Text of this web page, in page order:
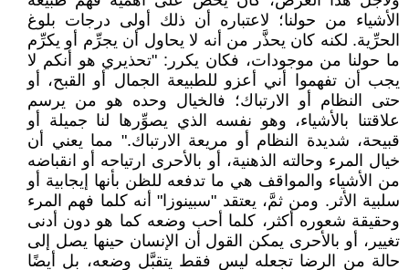
الأشياء من حولنا؛ لاعتباره أن ذلك أولى درجات بلوغ
الحرِّية. لكنه كان يحذَّر من أنه لا يحاول أن يجرِّم أو يكرِّم
ما حولنا من موجودات، فكان يكرر: "تحذيري هو أنكم لا
يجب أن تفهموا أني أعزو للطبيعة الجمال أو القبح، أو
حتى النظام أو الارتباك؛ فالخيال وحده هو من يرسم
علاقتنا بالأشياء، وهو نفسه الذي يصوِّرها لنا جميلة أو
قبيحة، شديدة النظام أو مريعة الارتباك." مما يعني أن
خيال المرء وحالته الذهنية، أو بالأحرى ارتياحه أو انقباضه
من الأشياء والمواقف هي ما تدفعه للظن بأنها إيجابية أو
سلبية الأثر. ومن ثمَّ، يعتقد "سبينوزا" أنه كلما فهم المرء
وحقيقة شعوره أكثر، كلما أحب وضعه كما هو دون أدنى
تغيير، أو بالأحرى يمكن القول أن الإنسان حينها يصل إلى
حالة من الرضا تجعله ليس فقط يتقبَّل وضعه، بل أيضًا